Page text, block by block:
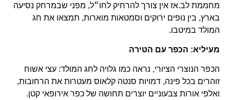
מחממת לב.אז אין צורך להרחיק לחו״ל, מפני שבמרחק נסיעה
בארץ, בין נופים ירוקים וסמטאות מוארות, תמצאו את חג
המולד במיטבו.
מעיליא: הכפר עם הטירה
הכפר הנוצרי הציורי, נראה כמו גלויה לחג המולד: עצי אשוח
זוהרים בכל פינה, דמויות סנטה קלאוס מעטרות את הרחובות,
ואלפי אורות צבעוניים יוצרים תחושה של כפר אירופאי קטן.